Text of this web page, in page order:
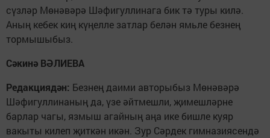
сүзләр Мөнәвәрә Шәфигуллинага бик тә туры килә.
Аның кебек киң күңелле затлар белән ямьле безнең
тормышыбыз.
Сәкинә ВӘЛИЕВА
Редакциядән: Безнең даими авторыбыз Мөнәвәрә
Шәфигуллинаның да, үзе әйтмешли, җимешләрне
барлар чагы, язмыш агайның аңа ике бишле куяр
вакыты килеп җиткән икән. Зур Сәрдек гимназиясендә